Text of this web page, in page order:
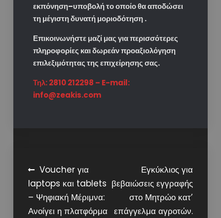
εκπόνηση–υποβολή το οποίο θα αποδώσει
τη μέγιστη δυνατή μοριοδότηση .
Επικοινωνήστε μαζί μας για περισσότερες
πληροφορίες και δωρεάν προαξιολόγηση
επιλεξιμότητας της επιχείρησης σας.
Τηλ: 2810 212298 – E-mail:
info@zeakis.com
Post
navigation
Voucher για
laptops και tablets
– Ψηφιακή Μέριμνα:
Ανοίγει η πλατφόρμα
Εγκύκλιος για
βεβαιώσεις εγγραφής
στο Μητρώο κατ’
επάγγελμα αγροτών.